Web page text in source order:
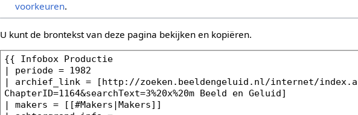
voorkeuren.
U kunt de brontekst van deze pagina bekijken en kopiëren.